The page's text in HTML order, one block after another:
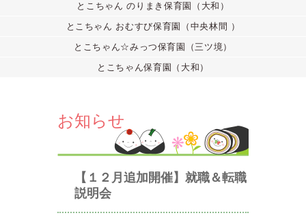
とこちゃん のりまき保育園（大和）
とこちゃん おむすび保育園（中央林間 ）
とこちゃん☆みっつ保育園（三ツ境）
とこちゃん保育園（大和）
お知らせ
【１２月追加開催】就職＆転職
説明会